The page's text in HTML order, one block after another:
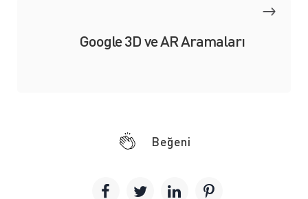
Google 3D ve AR Aramaları
Beğeni